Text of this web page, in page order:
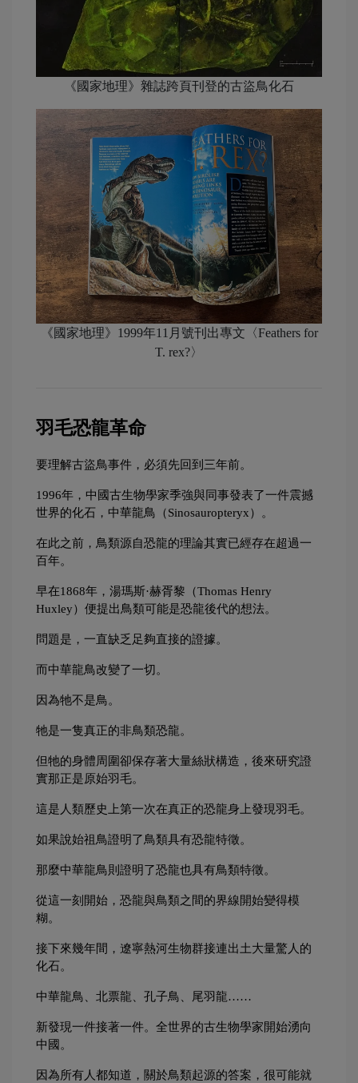
《國家地理》雜誌跨頁刊登的古盜鳥化石
《國家地理》1999年11月號刊出專文〈Feathers for
T. rex?〉
羽毛恐龍革命
要理解古盜鳥事件，必須先回到三年前。
1996年，中國古生物學家季強與同事發表了一件震撼
世界的化石，中華龍鳥（Sinosauropteryx）。
在此之前，鳥類源自恐龍的理論其實已經存在超過一
百年。
早在1868年，湯瑪斯·赫胥黎（Thomas Henry
Huxley）便提出鳥類可能是恐龍後代的想法。
問題是，一直缺乏足夠直接的證據。
而中華龍鳥改變了一切。
因為牠不是鳥。
牠是一隻真正的非鳥類恐龍。
但牠的身體周圍卻保存著大量絲狀構造，後來研究證
實那正是原始羽毛。
這是人類歷史上第一次在真正的恐龍身上發現羽毛。
如果說始祖鳥證明了鳥類具有恐龍特徵。
那麼中華龍鳥則證明了恐龍也具有鳥類特徵。
從這一刻開始，恐龍與鳥類之間的界線開始變得模
糊。
接下來幾年間，遼寧熱河生物群接連出土大量驚人的
化石。
中華龍鳥、北票龍、孔子鳥、尾羽龍……
新發現一件接著一件。全世界的古生物學家開始湧向
中國。
因為所有人都知道，關於鳥類起源的答案，很可能就